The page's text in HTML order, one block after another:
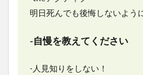
明日死んでも後悔しないよう
-自慢を教えてください
-人見知りをしない！